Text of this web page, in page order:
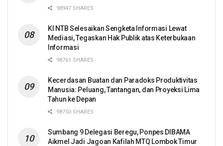
98947 SHARES
KI NTB Selesaikan Sengketa Informasi Lewat
Mediasi, Tegaskan Hak Publik atas Keterbukaan
Informasi
98761 SHARES
Kecerdasan Buatan dan Paradoks Produktivitas
Manusia: Peluang, Tantangan, dan Proyeksi Lima
Tahun ke Depan
98750 SHARES
Sumbang 9 Delegasi Beregu, Ponpes DIBAMA
Aikmel Jadi Jagoan Kafilah MTQ Lombok Timur